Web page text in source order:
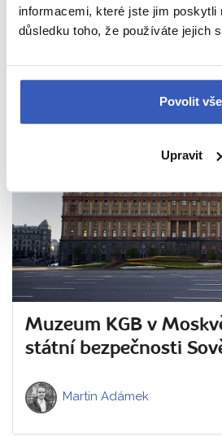
informacemi, které jste jim
důsledku toho, že používáte jejich
Povolit vše
Upravit
s prestižní adresou na
Muzeum KGB v
státní bezpečnosti
Martin Adámek